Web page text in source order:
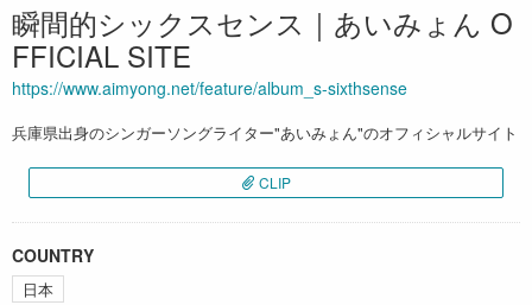
瞬間的シックスセンス｜あいみょん O
FFICIAL SITE
https://www.aimyong.net/feature/album_s-sixthsense
兵庫県出身のシンガーソングライター"あいみょん"のオフィシャルサイト
CLIP
COUNTRY
日本